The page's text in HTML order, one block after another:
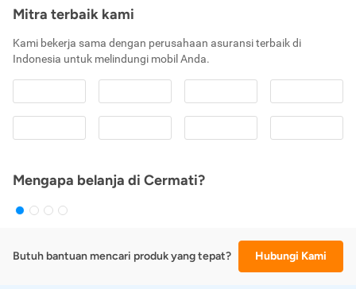
Mitra terbaik kami
Kami bekerja sama dengan perusahaan asuransi terbaik di
Indonesia untuk melindungi mobil Anda.
Mengapa belanja di Cermati?
Butuh bantuan mencari produk yang tepat? Hubungi Kami